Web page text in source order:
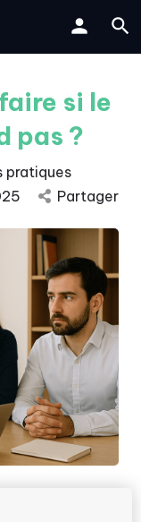
si le
pas ?
pratiques
Partager